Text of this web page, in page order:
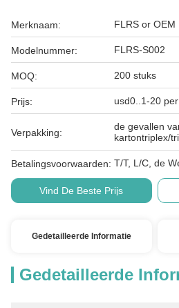
Merknaam: FLRS or OEM
Modelnummer: FLRS-S002
MOQ: 200 stuks
Prijs: usd0..1-20
Verpakking:
de gevallen
kartontriplex/
Betalingsvoorwaarden: T/T, L/C, de
Vind De Beste Prijs
Gedetailleerde Informatie
Gedetailleerde